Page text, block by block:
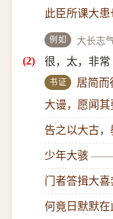
此臣所课大患
例如 大长志
很，太，非常
书证 居简而
大谩，愿闻其
告之以大古
少年大骇 ——
门者答揖大喜
何竟日默默